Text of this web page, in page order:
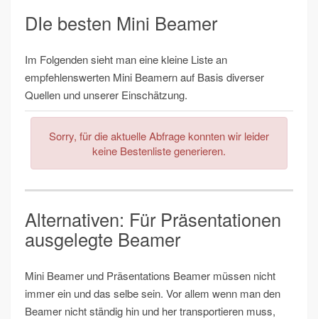
DIe besten Mini Beamer
Im Folgenden sieht man eine kleine Liste an
empfehlenswerten Mini Beamern auf Basis diverser
Quellen und unserer Einschätzung.
Sorry, für die aktuelle Abfrage konnten wir leider
keine Bestenliste generieren.
Alternativen: Für Präsentationen
ausgelegte Beamer
Mini Beamer und Präsentations Beamer müssen nicht
immer ein und das selbe sein. Vor allem wenn man den
Beamer nicht ständig hin und her transportieren muss,